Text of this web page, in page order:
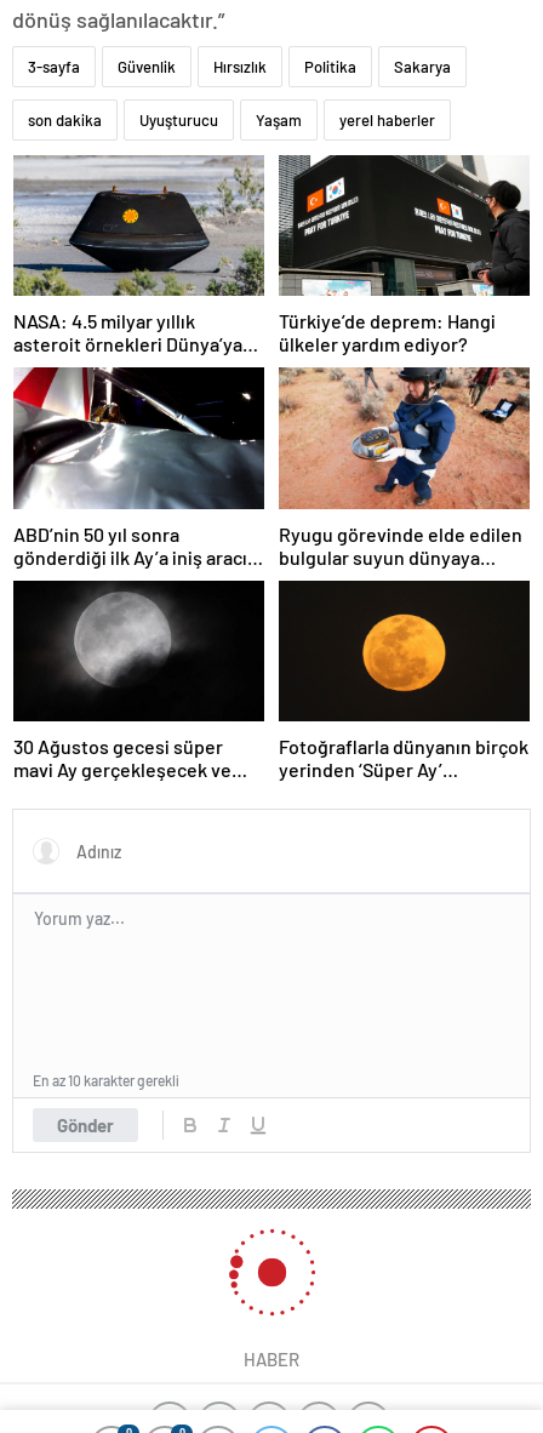
dönüş sağlanılacaktır.”
3-sayfa Güvenlik Hırsızlık Politika Sakarya
son dakika Uyuşturucu Yaşam yerel haberler
NASA: 4.5 milyar yıllık
asteroit örnekleri Dünya’ya
getirildi; yaşamın
başlangıcına ışık tutabilir
Türkiye’de deprem: Hangi
ülkeler yardım ediyor?
ABD’nin 50 yıl sonra
gönderdiği ilk Ay’a iniş aracı
Peregrine atmosferde
yanarak denize düştü
Ryugu görevinde elde edilen
bulgular suyun dünyaya
asteroitlerce getirilmiş
30 Ağustos gecesi süper
mavi Ay gerçekleşecek ve
olacak
Fotoğraflarla dünyanın birçok
yerinden ‘Süper Ay’
Gönder
En az 10 karakter gerekli
HABER